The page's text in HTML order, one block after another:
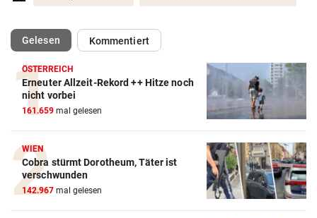
Gelesen(ausgewählt)Kommentiert
ÖSTERREICH
Erneuter Allzeit-Rekord ++ Hitze noch
nicht vorbei
161.659 mal gelesen
WIEN
Cobra stürmt Dorotheum, Täter ist
verschwunden
142.967 mal gelesen